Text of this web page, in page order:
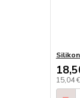
15,04 €